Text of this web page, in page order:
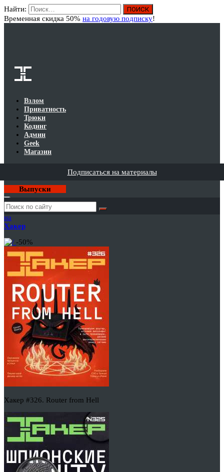
Найти:
Временная скидка 50% на годовую подписку!
Взлом
Приватность
Трюки
Кодинг
Админ
Geek
Магазин
Подписаться на материалы
Выпуски
Годовая
подписка
на
Хакер
-50%
Хакер #326. Router from Hell